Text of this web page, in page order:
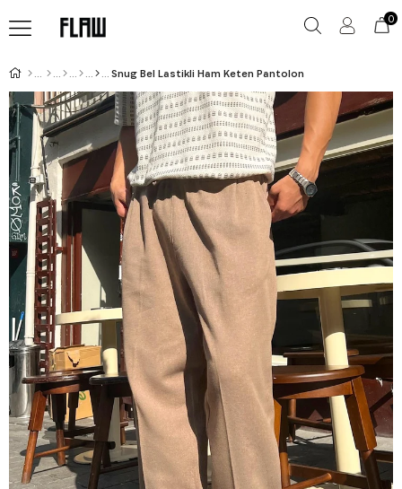
0
Snug Bel Lastikli Ham Keten Pantolon